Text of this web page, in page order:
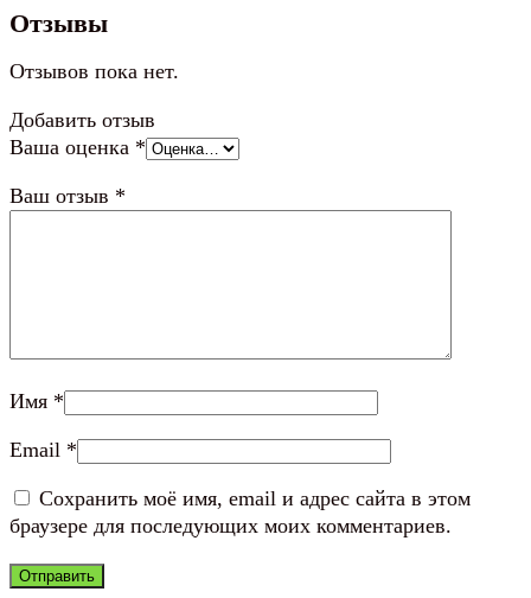
Отзывы
Отзывов пока нет.
Добавить отзыв
Ваша оценка *
Ваш отзыв *
Имя *
Email *
Сохранить моё имя, email и адрес сайта в этом
браузере для последующих моих комментариев.